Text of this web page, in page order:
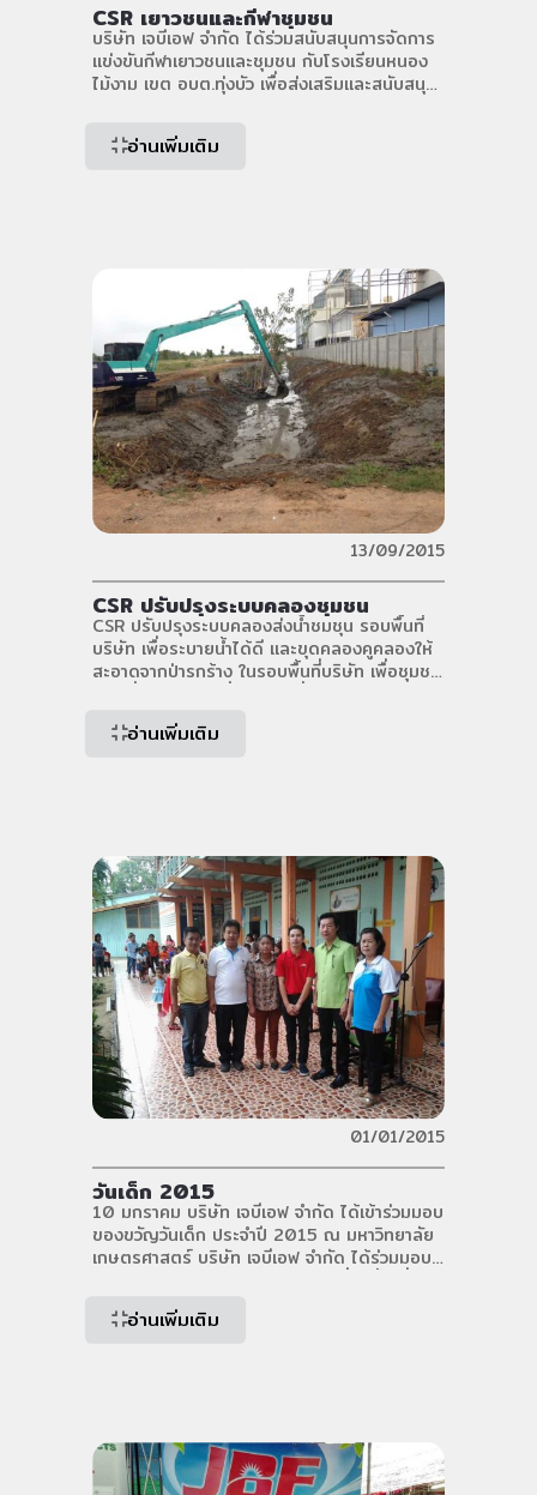
CSR เยาวชนและกีฬาชุมชน
บริษัท เจบีเอฟ จำกัด ได้ร่วมสนับสนุนการจัดการ
แข่งขันกีฬาเยาวชนและชุมชน กับโรงเรียนหนอง
ไม้งาม เขต อบต.ทุ่งบัว เพื่อส่งเสริมและสนับสนุน
สัมพันธ์กับชุมชน เมื่อวันที่ 28/11/2558-
4/12/2558
อ่านเพิ่มเติม
13/09/2015
CSR ปรับปรุงระบบคลองชุมชน
CSR ปรับปรุงระบบคลองส่งน้ำชมชุน รอบพื้นที่
บริษัท เพื่อระบายน้ำได้ดี และขุดคลองคูคลองให้
สะอาดจากป่ารกร้าง ในรอบพื้นที่บริษัท เพื่อชุมชน
อ่านเพิ่มเติม
01/01/2015
วันเด็ก 2015
10 มกราคม บริษัท เจบีเอฟ จำกัด ได้เข้าร่วมมอบ
ของขวัญวันเด็ก ประจำปี 2015 ณ มหาวิทยาลัย
เกษตรศาสตร์ บริษัท เจบีเอฟ จำกัด ได้ร่วมมอบ
มหาวิทยาลัยเกษตรศาสตร์ ม.กำแพงแสน และ
กิจกรรม CSR วันเด็กทางโรงเรียนวัดนิยมธรรมว
อ่านเพิ่มเติม